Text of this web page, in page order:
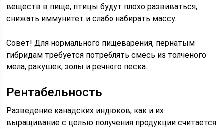
веществ в пище, птицы будут плохо развиваться,
снижать иммунитет и слабо набирать массу.
Совет! Для нормального пищеварения, пернатым
гибридам требуется потреблять смесь из толченого
мела, ракушек, золы и речного песка.
Рентабельность
Разведение канадских индюков, как и их
выращивание с целью получения продукции считается